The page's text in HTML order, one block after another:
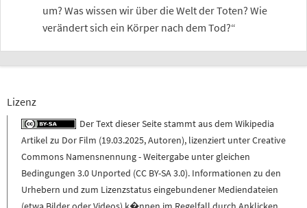
um? Was wissen wir über die Welt der Toten? Wie
verändert sich ein Körper nach dem Tod?“
Lizenz
Der Text dieser Seite stammt aus dem Wikipedia
Artikel zu Dor Film (19.03.2025,Autoren), lizenziert unterCreative
Commons Namensnennung - Weitergabe unter gleichen
Bedingungen 3.0 Unported (CC BY-SA 3.0). Informationen zu den
Urhebern und zum Lizenzstatus eingebundener Mediendateien